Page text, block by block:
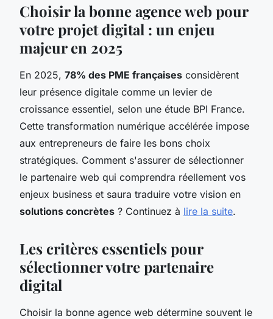
Choisir la bonne agence web pour
votre projet digital : un enjeu
majeur en 2025
En 2025, 78% des PME françaises considèrent
leur présence digitale comme un levier de
croissance essentiel, selon une étude BPI France.
Cette transformation numérique accélérée impose
aux entrepreneurs de faire les bons choix
stratégiques. Comment s'assurer de sélectionner
le partenaire web qui comprendra réellement vos
enjeux business et saura traduire votre vision en
solutions concrètes ? Continuez à lire la suite.
Les critères essentiels pour
sélectionner votre partenaire
digital
Choisir la bonne agence web détermine souvent le